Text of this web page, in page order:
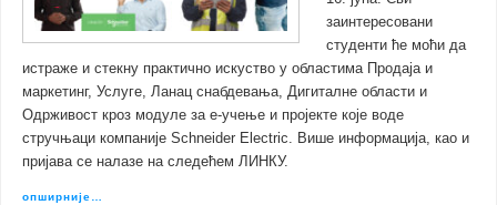
заинтересовани
студенти ће моћи да
истраже и стекну практично искуство у областима Продаја и
маркетинг, Услуге, Ланац снабдевања, Дигиталне области и
Одрживост кроз модуле за е-учење и пројекте које воде
стручњаци компаније Schneider Electric. Више информација, као и
пријава се налазе на следећем ЛИНКУ.
опширније…